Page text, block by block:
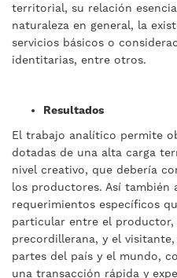
territorial, su relación
naturaleza en general, la
servicios básicos o
identitarias, entre otros.
Resultados
El trabajo analítico permite
dotadas de una alta carga
nivel creativo, que debería
los productores. Así también
requerimientos específicos
particular entre el productor,
precordillerana, y el
partes del país y el mundo,
una transacción rápida y